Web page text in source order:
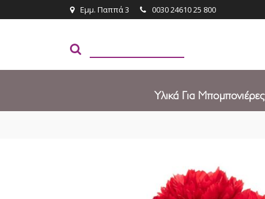
Εμμ. Παππά 3 0030 24610 25 800
Υλικά Για Μπομπονιέρες